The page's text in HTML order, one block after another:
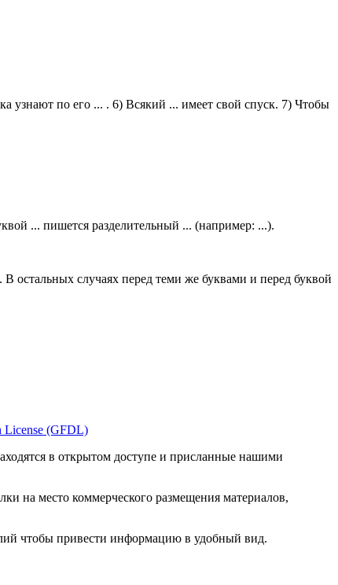
узнают по его ... . 6) Всякий ... имеет свой спуск. 7) Чтобы
... пишется разделительный ... (например: ...).
остальных случаях перед теми же буквами и перед буквой
License (GFDL)
в открытом доступе и присланные нашими
на место коммерческого размещения материалов,
чтобы привести информацию в удобный вид.